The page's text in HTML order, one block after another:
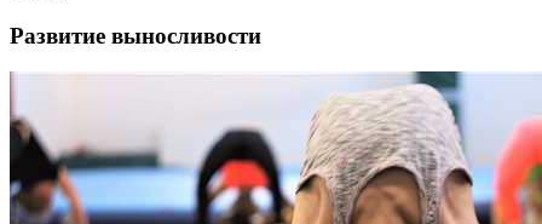
Развитие выносливости